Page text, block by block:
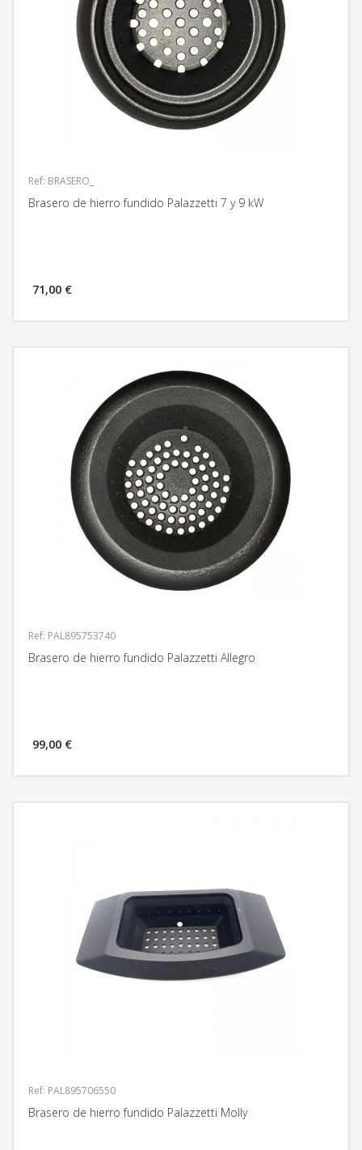
Ref: BRASERO_
Brasero de hierro fundido Palazzetti 7 y 9 kW
71,00 €
Ref: PAL895753740
Brasero de hierro fundido Palazzetti Allegro
99,00 €
Ref: PAL895706550
Brasero de hierro fundido Palazzetti Molly